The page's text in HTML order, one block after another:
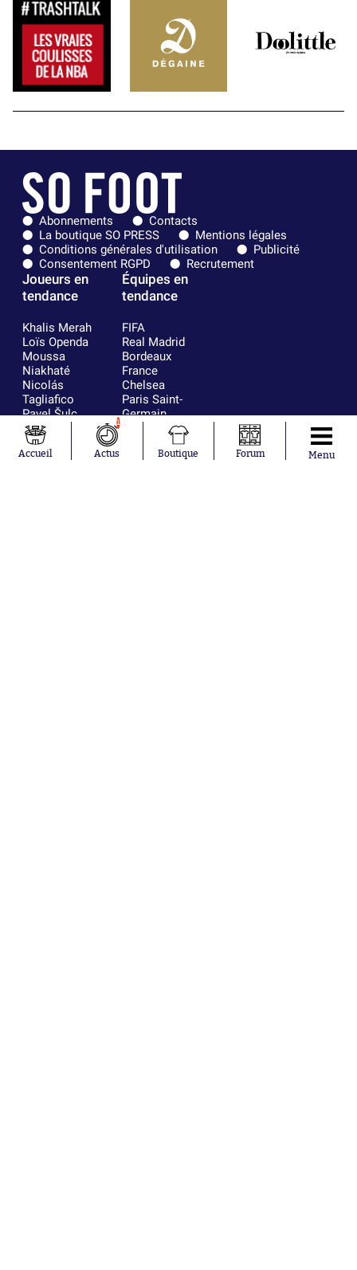
Abonnements
Contacts
La boutique SO PRESS
Mentions légales
Conditions générales d'utilisation
Publicité
Consentement RGPD
Recrutement
Joueurs en
tendance
Khalis Merah
Loïs Openda
Moussa
Niakhaté
Nicolás
Tagliafico
Pavel Šulc
Gauthier Hein
Lionel Messi
Gonzalo
Équipes en
tendance
FIFA
Real Madrid
Bordeaux
France
Chelsea
Paris Saint-
Germain
Olympique
AC Milan
Accueil
1
Actus Boutique Forum Menu